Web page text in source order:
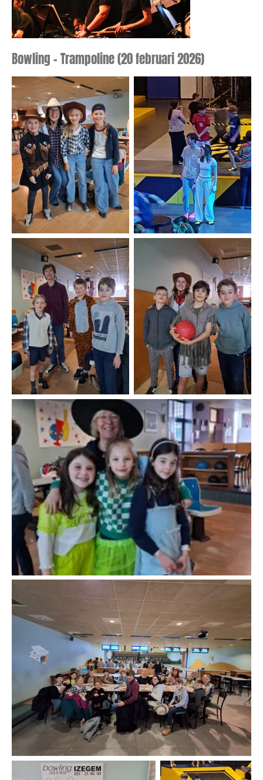
Bowling - Trampoline (20 februari 2026)